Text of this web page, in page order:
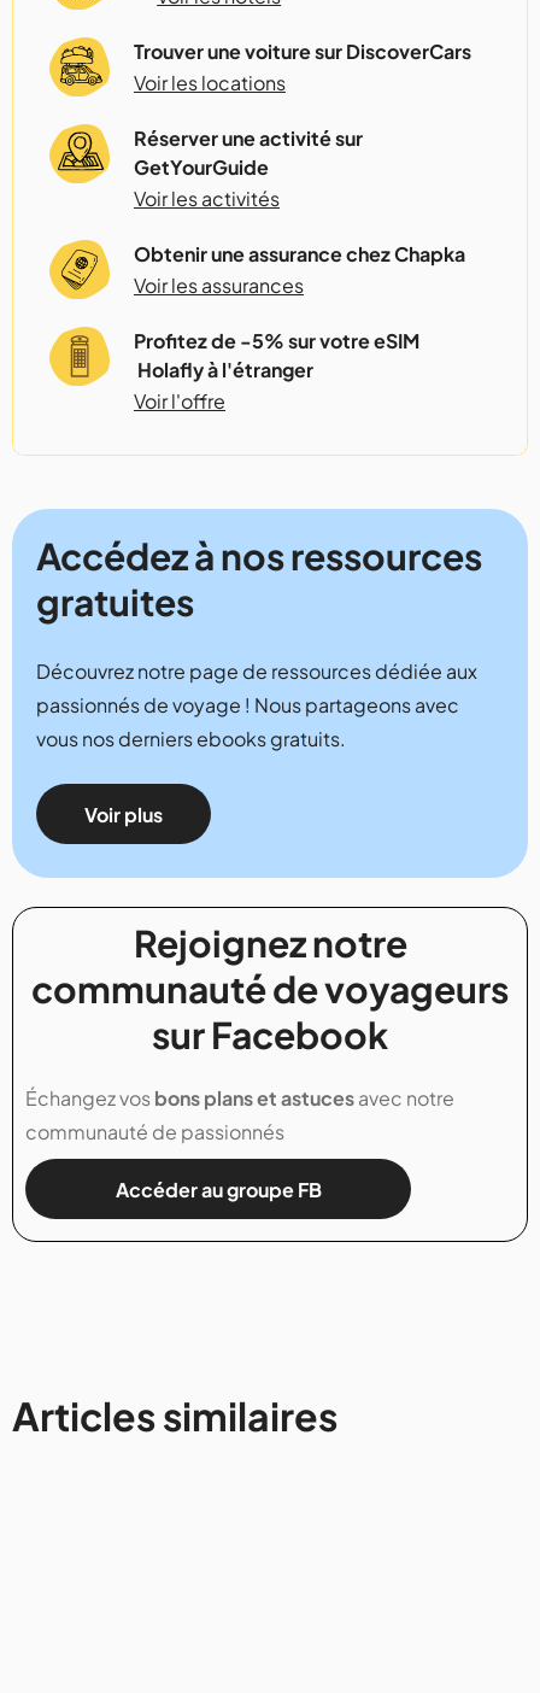
Trouver une voiture sur DiscoverCars
Voir les locations
Réserver une activité sur
GetYourGuide
Voir les activités
Obtenir une assurance chez Chapka
Voir les assurances
Profitez de -5% sur votre eSIM
Holafly à l'étranger
Voir l'offre
Accédez à nos ressources
gratuites
Découvrez notre page de ressources dédiée aux
passionnés de voyage ! Nous partageons avec
vous nos derniers ebooks gratuits.
Voir plus
Rejoignez notre
communauté de voyageurs
sur Facebook
Échangez vosbons plans et astucesavec notre
communauté de passionnés
Accéder au groupe FB
Articles similaires